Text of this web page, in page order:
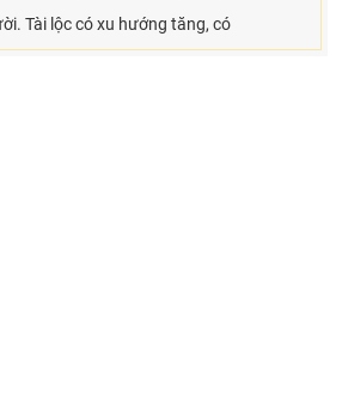
Tài lộc có xu hướng tăng, có